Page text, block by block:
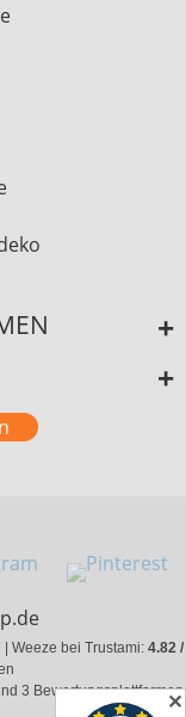
Weeze bei Trustami: 4.82 /
3 Bewertungsplattformen
✕